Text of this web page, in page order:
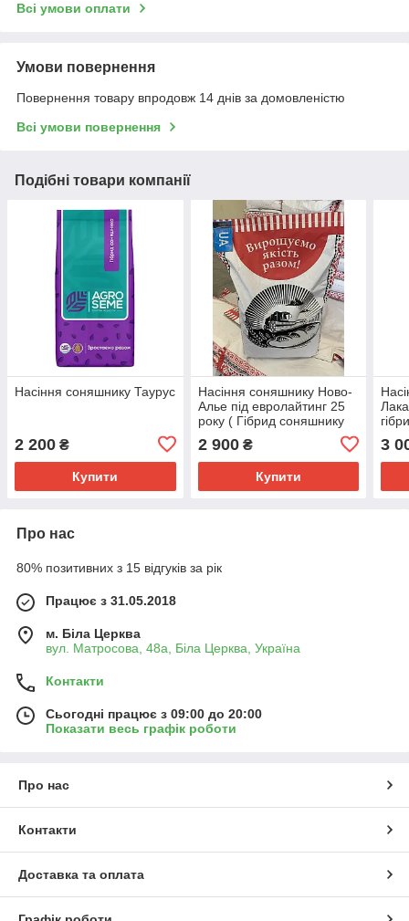
Всі умови оплати
Умови повернення
Повернення товару впродовж 14 днів за домовленістю
Всі умови повернення
Подібні товари компанії
Насіння соняшнику Таурус
2 200 ₴
Купити
Насіння соняшнику Ново-
Алье під евролайтинг 25
року ( Гібрид соняшнику
2 900₴
Купити
3
Про нас
80% позитивних з 15 відгуків за рік
Працює з 31.05.2018
м. Біла Церква
вул. Матросова, 48а, Біла Церква, Україна
Контакти
Сьогодні працює з 09:00 до 20:00
Показати весь графік роботи
Про нас
Контакти
Доставка та оплата